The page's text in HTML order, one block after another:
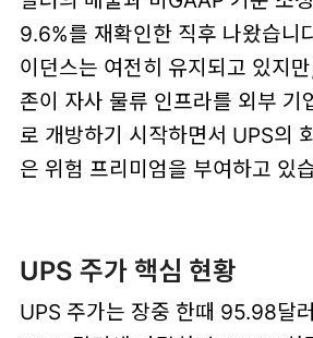
9.6%를 재확인한 직후 나왔습니
이던스는 여전히 유지되고 있지
존이 자사 물류 인프라를 외부 기
로 개방하기 시작하면서 UPS의
은 위험 프리미엄을 부여하고 있
UPS 주가 핵심 현황
UPS 주가는 장중 한때 95.98달